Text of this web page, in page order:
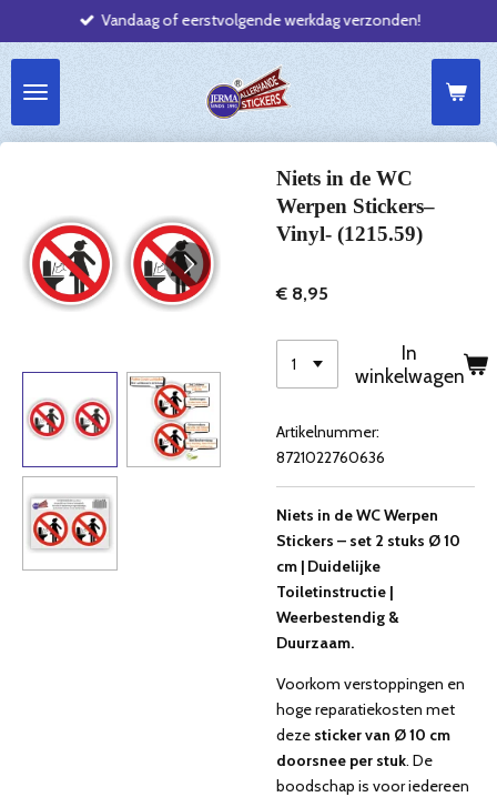
direct
de
hoofdinhoud
Vandaag of eerstvolgende werkdag verzonden!
Niets in de WC
Werpen Stickers–
Vinyl- (1215.59)
€ 8,95
In
winkelwagen
Artikelnummer:
8721022760636
Niets in de WC Werpen
Stickers – set 2 stuks Ø 10
cm | Duidelijke
Toiletinstructie |
Weerbestendig &
Duurzaam.
Voorkom verstoppingen en
hoge reparatiekosten met
deze sticker van Ø10 cm
doorsnee per stuk. De
boodschap is voor iedereen